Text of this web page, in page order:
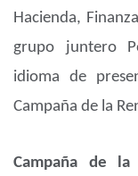
Hacienda,
grupo juntero
idioma de
Campaña de la
Campaña de la